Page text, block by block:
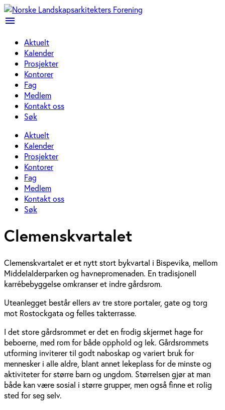
menu
Aktuelt
Kalender
Prosjekter
Kontorer
Fag
Medlem
Kontakt oss
Søk
Aktuelt
Kalender
Prosjekter
Kontorer
Fag
Medlem
Kontakt oss
Søk
Clemenskvartalet
Clemenskvartalet er et nytt stort bykvartal i Bispevika, mellom
Middelalderparken og havnepromenaden. En tradisjonell
karrébebyggelse omkranser et indre gårdsrom.
Uteanlegget består ellers av tre store portaler, gate og torg
mot Rostockgata og felles takterrasse.
I det store gårdsrommet er det en frodig skjermet hage for
beboerne, med rom for både opphold og lek. Gårdsrommets
utforming inviterer til godt naboskap og variert bruk for
mennesker i alle aldre, blant annet lekeplass for de minste og
aktiviteter for større barn og ungdom. Størrelsen gjør at man
både kan være sosial i større grupper, men også finne et rolig
sted for seg selv.